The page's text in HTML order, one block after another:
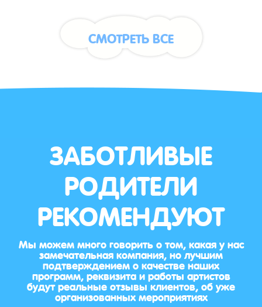
СМОТРЕТЬ ВСЕ
ЗАБОТЛИВЫЕ
РОДИТЕЛИ
РЕКОМЕНДУЮТ
Мы можем много говорить о том, какая у нас
замечательная компания, но лучшим
подтверждением о качестве наших
программ, реквизита и работы артистов
будут реальные отзывы клиентов, об уже
организованных мероприятиях